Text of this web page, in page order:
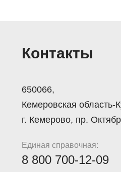
Контакты
650066,
Кемеровская область-
г. Кемерово, пр.
Единая справочная:
8 800 700-12-09